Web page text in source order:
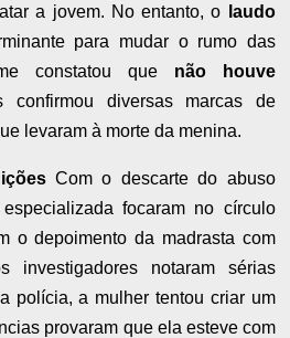
a jovem. No entanto, o
laudo
para mudar o rumo das
constatou que não houve
confirmou diversas marcas de
levaram à morte da menina.
Com o descarte do abuso
focaram no círculo
o depoimento da madrasta com
investigadores notaram sérias
polícia, a mulher tentou criar um
provaram que ela esteve com